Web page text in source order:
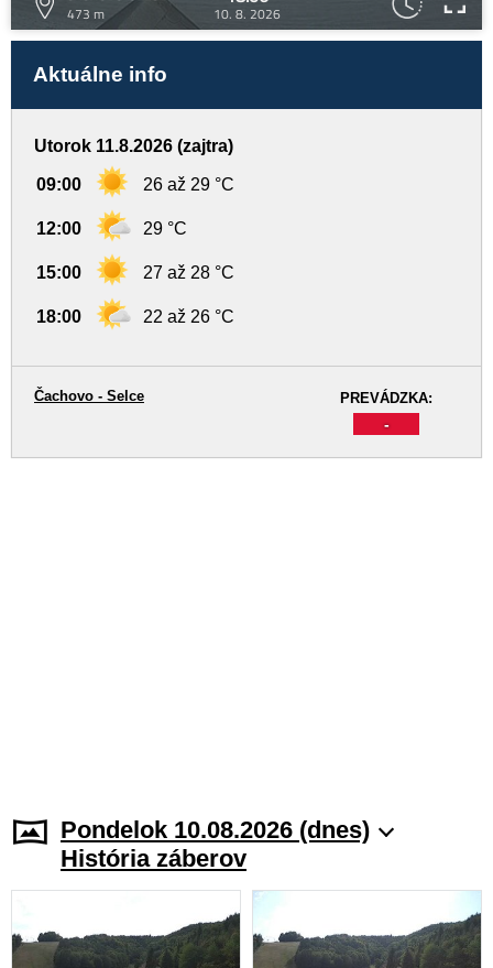
473 m
10. 8. 2026
Aktuálne info
Utorok 11.8.2026 (zajtra)
09:00 26 až 29 °C
12:00 29 °C
15:00 27 až 28 °C
18:00 22 až 26 °C
PREVÁDZKA:
-
Čachovo - Selce
Pondelok 10.08.2026 (dnes)
História záberov